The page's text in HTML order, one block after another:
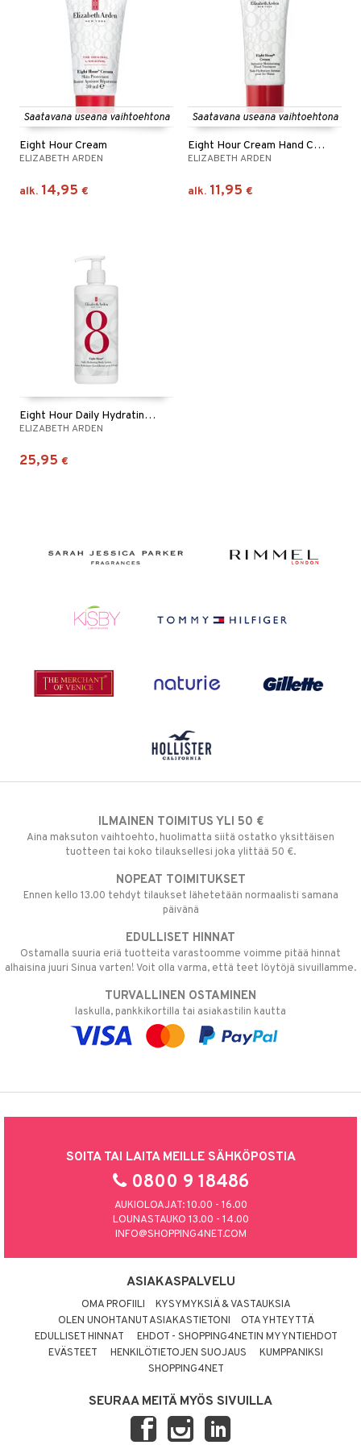
Saatavana useana vaihtoehtona
Eight Hour Cream
ELIZABETH ARDEN
alk. 14,95 €
Saatavana useana vaihtoehtona
Eight Hour Cream Hand Cream
ELIZABETH ARDEN
alk. 11,95 €
Eight Hour Daily Hydrating Body Lotion
ELIZABETH ARDEN
25,95 €
ILMAINEN TOIMITUS YLI 50 €
Aina maksuton vaihtoehto, huolimatta siitä ostatko yksittäisen
tuotteen tai koko tilauksellesi joka ylittää 50 €.
NOPEAT TOIMITUKSET
Ennen kello 13.00 tehdyt tilaukset lähetetään normaalisti samana
päivänä
EDULLISET HINNAT
Ostamalla suuria eriä tuotteita varastoomme voimme pitää hinnat
alhaisina juuri Sinua varten! Voit olla varma, että teet löytöjä sivuillamme.
TURVALLINEN OSTAMINEN
laskulla, pankkikortilla tai asiakastilin kautta
SOITA TAI LAITA MEILLE SÄHKÖPOSTIA
0800 9 18486
AUKIOLOAJAT: 10.00 - 16.00
LOUNASTAUKO 13.00 - 14.00
INFO@SHOPPING4NET.COM
ASIAKASPALVELU
OMA PROFIILI
KYSYMYKSIÄ & VASTAUKSIA
OLEN UNOHTANUT ASIAKASTIETONI
OTA YHTEYTTÄ
EDULLISET HINNAT
EHDOT - SHOPPING4NETIN MYYNTIEHDOT
EVÄSTEET
HENKILÖTIETOJEN SUOJAUS
KUMPPANIKSI
SHOPPING4NET
SEURAA MEITÄ MYÖS SIVUILLA